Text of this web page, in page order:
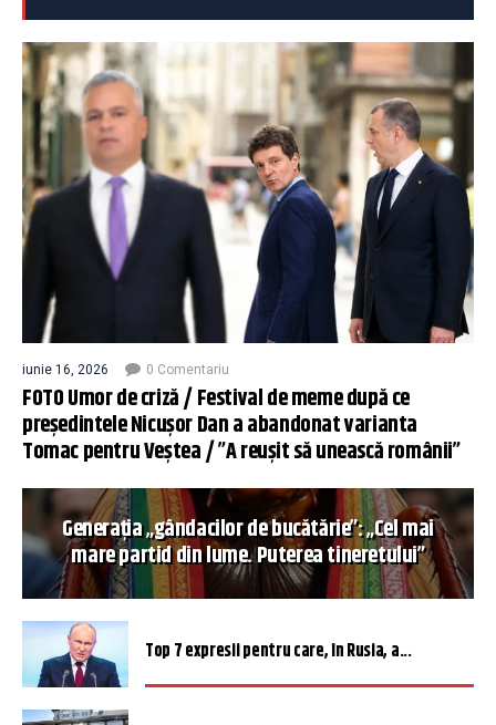
iunie 16, 2026 0 Comentariu
FOTO Umor de criză / Festival de meme după ce
președintele Nicușor Dan a abandonat varianta
Tomac pentru Veștea / ”A reușit să unească românii”
Generația „gândacilor de bucătărie”: „Cel mai
mare partid din lume. Puterea tineretului”
Top 7 expresii pentru care, în Rusia, a...